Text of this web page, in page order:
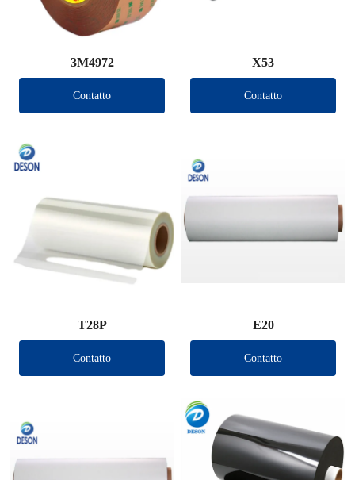
3M4972
Contatto
X53
Contatto
T28P
Contatto
E20
Contatto